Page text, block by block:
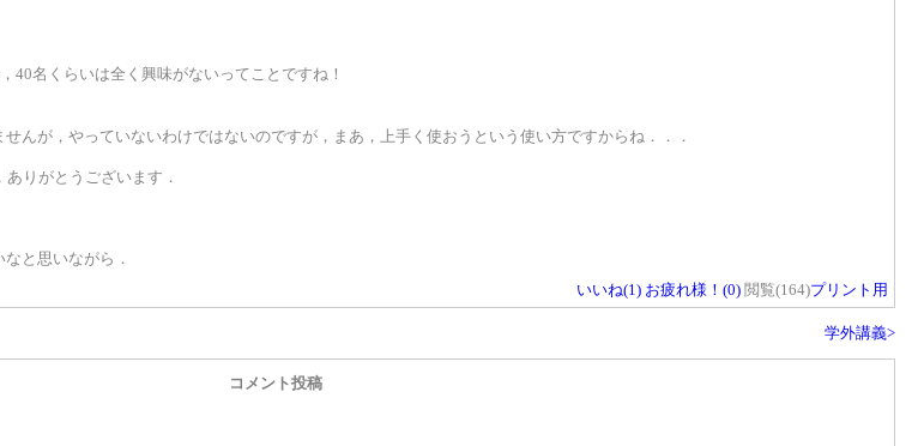
40名くらいは全く興味がないってことですね！
んが，やっていないわけではないのですが，まあ，上手く使おうという使い方ですからね．．．
りがとうございます．
と思いながら．
いいね(1 ) お疲れ様！(0) 閲覧(164)プリント用
学外講義>
コメント投稿